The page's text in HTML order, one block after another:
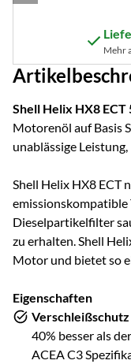
Mehr
Shell Helix HX8
Motorenöl auf Basis
unablässige
Shell Helix HX8
emissionskompatible
Dieselpartikelfilter
zu erhalten. Shell
Motor und bietet so
Eigenschaften
Verschleißschutz
40% besser als
ACEA C3